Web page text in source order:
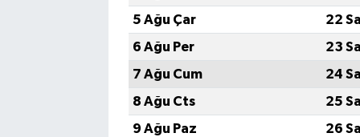
5 Ağu Çar
22
6 Ağu Per
23
7 Ağu Cum
24
8 Ağu Cts
25
9 Ağu Paz
26